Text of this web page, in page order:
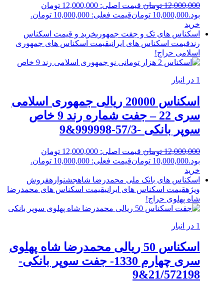
12,000,000 تومان
قیمت اصلی: 12,000,000 تومان
بود.10,000,000 تومانقیمت فعلی: 10,000,000 تومان.
خرید
اسکناس های تک و جفت جمهوریخرید و قیمت اسکناس
رندقیمت اسکناس های ایرانیقیمت اسکناس های جمهوری
اسلامی حراج!
1 در انبار
اسکناس 20000 ریالی جمهوری اسلامی
سری 22 – جفت شماره رند 9 خاص
سوپر بانکی -57/3-999998&9
12,000,000 تومان
قیمت اصلی: 12,000,000 تومان
بود.10,000,000 تومانقیمت فعلی: 10,000,000 تومان.
خرید
اسکناس های بانک ملی محمدرضا شاهجشنوارهفروش
ویژهقیمت اسکناس های ایرانیقیمت اسکناس های محمدرضا
شاه پهلوی حراج!
1 در انبار
اسکناس 50 ریالی محمدرضا شاه پهلوی
سری چهارم 1330- جفت سوپر بانکی-
21/572198&9